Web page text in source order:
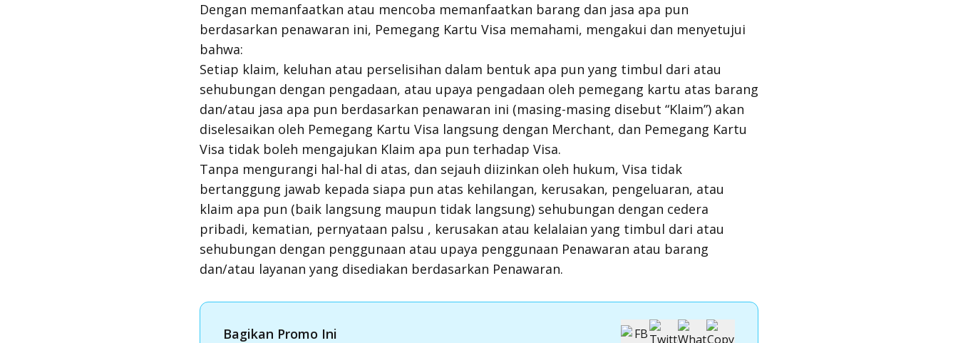
Dengan memanfaatkan atau mencoba memanfaatkan barang dan jasa apa pun
berdasarkan penawaran ini, Pemegang Kartu Visa memahami, mengakui dan menyetujui
bahwa:
Setiap klaim, keluhan atau perselisihan dalam bentuk apa pun yang timbul dari atau
sehubungan dengan pengadaan, atau upaya pengadaan oleh pemegang kartu atas barang
dan/atau jasa apa pun berdasarkan penawaran ini (masing-masing disebut “Klaim”) akan
diselesaikan oleh Pemegang Kartu Visa langsung dengan Merchant, dan Pemegang Kartu
Visa tidak boleh mengajukan Klaim apa pun terhadap Visa.
Tanpa mengurangi hal-hal di atas, dan sejauh diizinkan oleh hukum, Visa tidak
bertanggung jawab kepada siapa pun atas kehilangan, kerusakan, pengeluaran, atau
klaim apa pun (baik langsung maupun tidak langsung) sehubungan dengan cedera
pribadi, kematian, pernyataan palsu , kerusakan atau kelalaian yang timbul dari atau
sehubungan dengan penggunaan atau upaya penggunaan Penawaran atau barang
dan/atau layanan yang disediakan berdasarkan Penawaran.
Bagikan Promo Ini